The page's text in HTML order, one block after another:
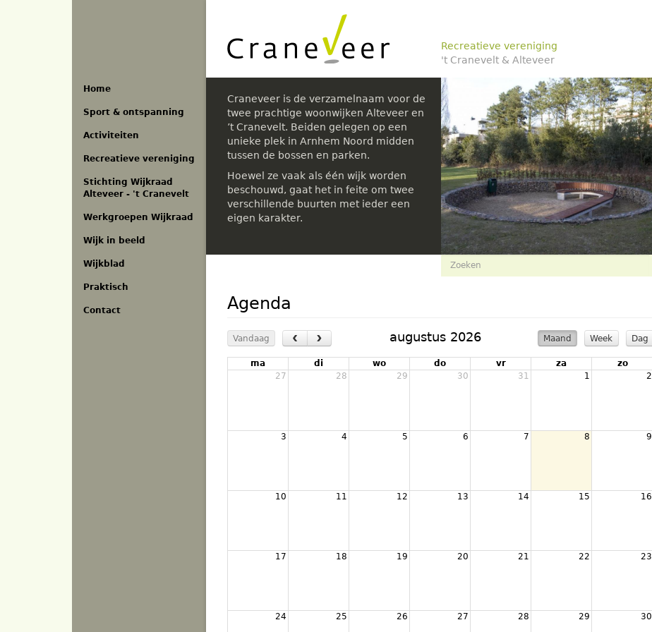
Home
Sport & ontspanning
Activiteiten
Recreatieve vereniging
Stichting Wijkraad
Alteveer - 't Cranevelt
Werkgroepen Wijkraad
Wijk in beeld
Wijkblad
Praktisch
Contact
Recreatieve vereniging
't Cranevelt & Alteveer
Craneveer is de verzamelnaam voor de
twee prachtige woonwijken Alteveer en
’t Cranevelt. Beiden gelegen op een
unieke plek in Arnhem Noord midden
tussen de bossen en parken.
Hoewel ze vaak als één wijk worden
beschouwd, gaat het in feite om twee
verschillende buurten met ieder een
eigen karakter.
Zoekveld
Agenda
Vandaag ‹ › augustus 2026 Maand Week Dag
ma di wo do vr za
zo
27
28 29 30 31 1 2
3 4 5 6 7 8 9
10 11 12 13 14 15 16
17 18 19 20 21 22 23
24 25 26 27 28 29 30